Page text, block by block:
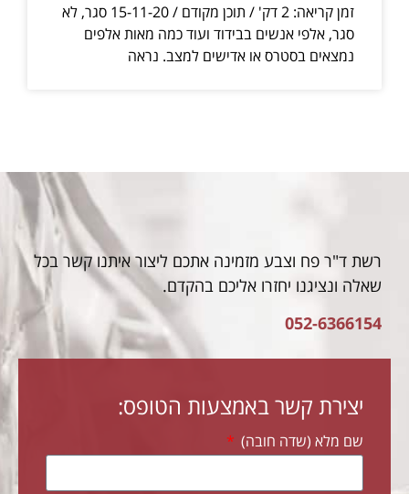
זמן קריאה: 2 דק' / תוכן מקודם / 15-11-20 סגר, לא
סגר, אלפי אנשים בבידוד ועוד כמה מאות אלפים
נמצאים בסטרס או אדישים למצב. נראה
רשת ד"ר פח וצבע מזמינה אתכם ליצור איתנו קשר בכל
שאלה ונציגנו יחזרו אליכם בהקדם.
052-6366154
יצירת קשר באמצעות הטופס:
שם מלא (שדה חובה)